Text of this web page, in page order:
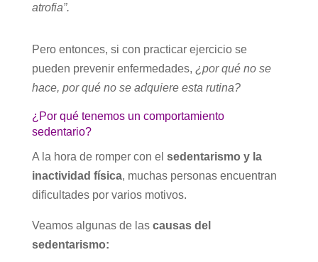
atrofia”.
Pero entonces, si con practicar ejercicio se
pueden prevenir enfermedades, ¿por qué no se
hace, por qué no se adquiere esta rutina?
¿Por qué tenemos un comportamiento
sedentario?
A la hora de romper con el sedentarismo y la
inactividad física, muchas personas encuentran
dificultades por varios motivos.
Veamos algunas de las causas del
sedentarismo: